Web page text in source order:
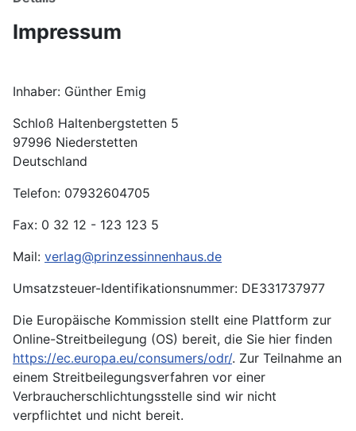
Impressum
Inhaber: Günther Emig
Schloß Haltenbergstetten 5
97996 Niederstetten
Deutschland
Telefon: 07932604705
Fax: 0 32 12 - 123 123 5
Mail: verlag@prinzessinnenhaus.de
Umsatzsteuer-Identifikationsnummer: DE331737977
Die Europäische Kommission stellt eine Plattform zur
Online-Streitbeilegung (OS) bereit, die Sie hier finden
https://ec.europa.eu/consumers/odr/. Zur Teilnahme an
einem Streitbeilegungsverfahren vor einer
Verbraucherschlichtungsstelle sind wir nicht
verpflichtet und nicht bereit.